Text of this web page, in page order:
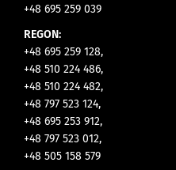
+48 695 259 039
REGON:
+48 695 259 128,
+48 510 224 486,
+48 510 224 482,
+48 797 523 124,
+48 695 253 912,
+48 797 523 012,
+48 505 158 579